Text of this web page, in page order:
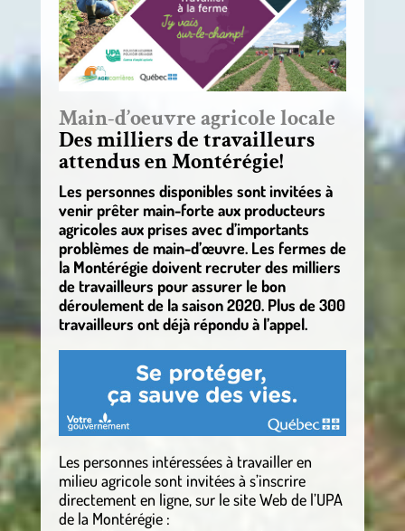
Main-d’oeuvre agricole locale
Des milliers de travailleurs
attendus en Montérégie!
Les personnes disponibles sont invitées à
venir prêter main-forte aux producteurs
agricoles aux prises avec d’importants
problèmes de main-d’œuvre. Les fermes de
la Montérégie doivent recruter des milliers
de travailleurs pour assurer le bon
déroulement de la saison 2020. Plus de 300
travailleurs ont déjà répondu à l’appel.
Les personnes intéressées à travailler en
milieu agricole sont invitées à s’inscrire
directement en ligne, sur le site Web de l’UPA
de la Montérégie :